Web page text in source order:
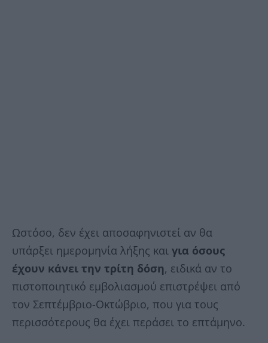
Ωστόσο, δεν έχει αποσαφηνιστεί αν θα
υπάρξει ημερομηνία λήξης και για όσους
έχουν κάνει την τρίτη δόση, ειδικά αν το
πιστοποιητικό εμβολιασμού επιστρέψει από
τον Σεπτέμβριο-Οκτώβριο, που για τους
περισσότερους θα έχει περάσει το επτάμηνο.